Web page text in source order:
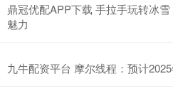
鼎冠优配APP下载 手拉手玩转冰
魅力
九牛配资平台 摩尔线程：预计